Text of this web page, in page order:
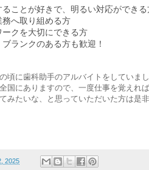
ることが好きで、明るい対応ができる
務へ取り組める方
ークを大切にできる方
ランクのある方も歓迎！
頃に歯科助手のアルバイトをしていまし
国にありますので、一度仕事を覚えれ
みたいな、と思っていただいた方は是非
2025